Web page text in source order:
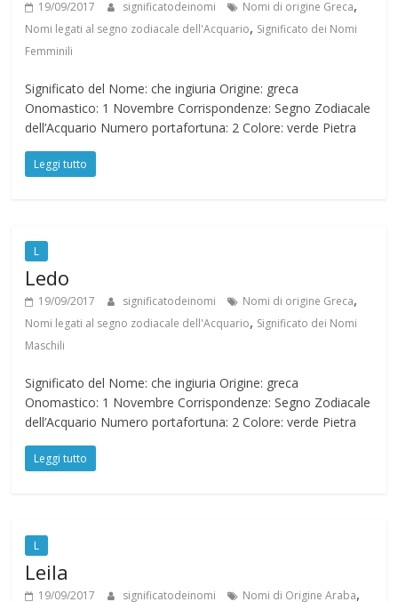
19/09/2017 significatodeinomi Nomi di origine Greca,
Nomi legati al segno zodiacale dell'Acquario, Significato dei Nomi
Femminili
Significato del Nome: che ingiuria Origine: greca
Onomastico: 1 Novembre Corrispondenze: Segno Zodiacale
dell’Acquario Numero portafortuna: 2 Colore: verde Pietra
Leggi tutto
L
Ledo
19/09/2017 significatodeinomi Nomi di origine Greca,
Nomi legati al segno zodiacale dell'Acquario, Significato dei Nomi
Maschili
Significato del Nome: che ingiuria Origine: greca
Onomastico: 1 Novembre Corrispondenze: Segno Zodiacale
dell’Acquario Numero portafortuna: 2 Colore: verde Pietra
Leggi tutto
L
Leila
19/09/2017 significatodeinomi Nomi di Origine Araba,